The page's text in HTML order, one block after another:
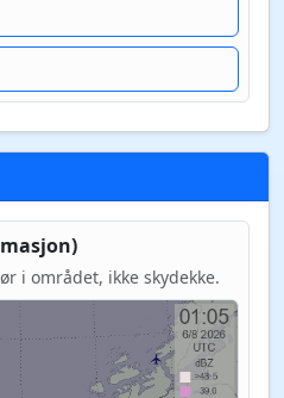
i området, ikke skydekke.